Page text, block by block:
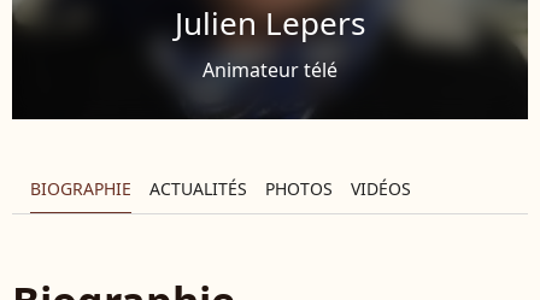
Julien Lepers
Animateur télé
BIOGRAPHIE ACTUALITÉS PHOTOS VIDÉOS